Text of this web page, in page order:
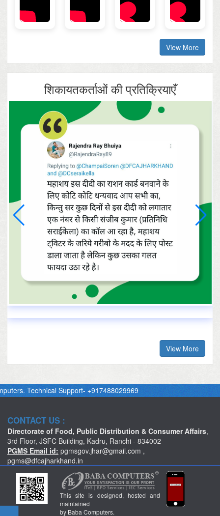
View More
शिकायतकर्ताओं की प्रतिक्रियाएँ
View More
Technical Support- +917488029969
CONTACT US :
Directorate of Food, Public Distribution & Consumer Affairs,
3rd Floor, JSFC Building, Kadru, Ranchi - 834002
PGMS Email id: pgmsgov.jhar@gmail.com ,
pgms@dfcajharkhand.in
This site is designed, hosted and
maintained
by Baba Computers.